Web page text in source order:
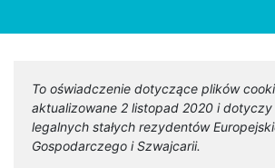
To oświadczenie dotyczące plików
aktualizowane 2 listopad 2020 i
legalnych stałych rezydentów
Gospodarczego i Szwajcarii.